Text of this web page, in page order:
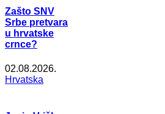
Zašto SNV
Srbe pretvara
u hrvatske
crnce?
02.08.2026.
Hrvatska